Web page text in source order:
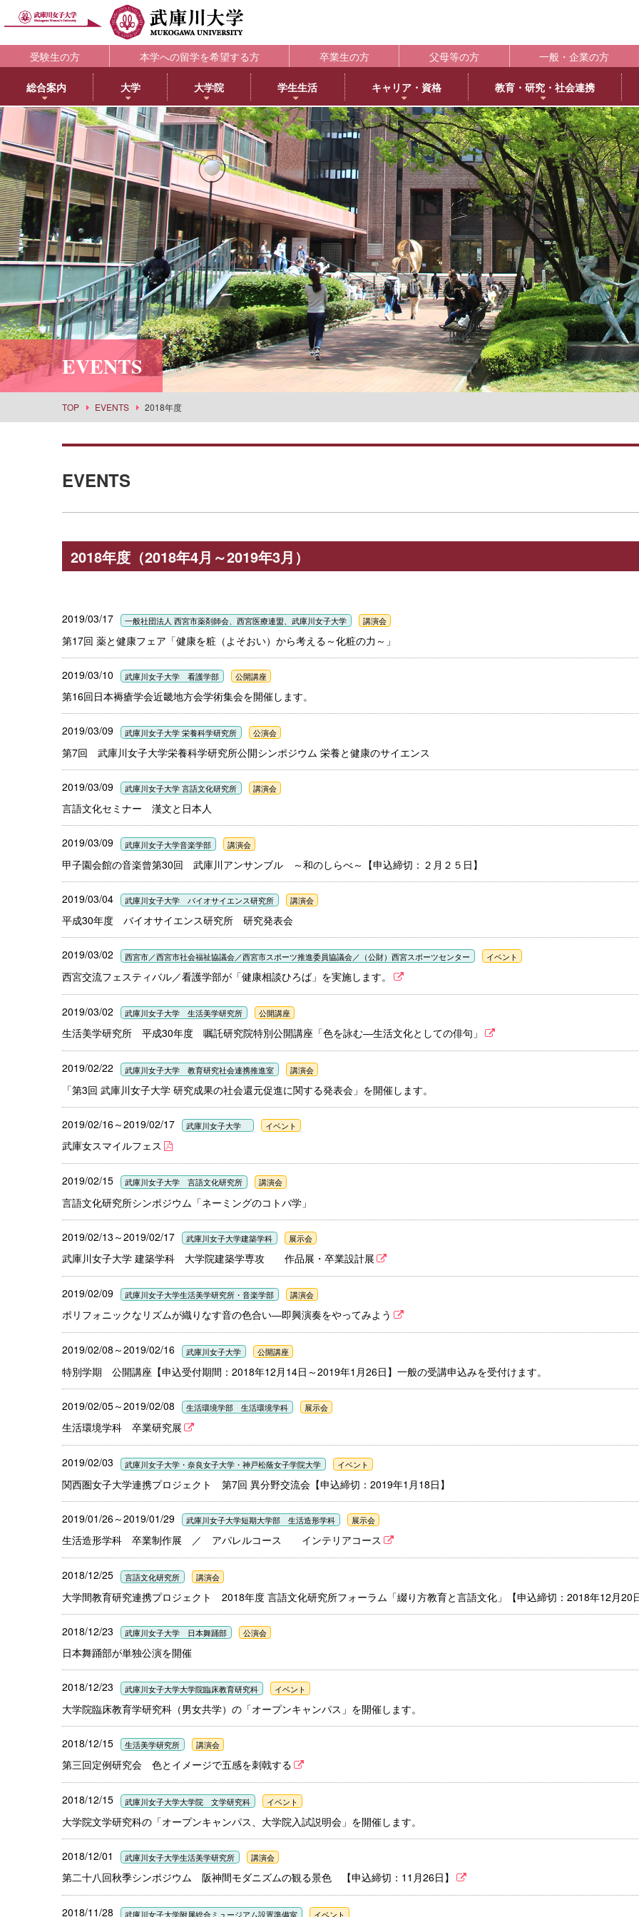
受験生の方 本学への留学を希望する方 卒業生の方 父母等の方 一般・企業の方
総合案内
理念・歴史
教育理念
学院長メッセージ
学長メッセージ
3つのポリシーとアセスメントポリシー
学びの特徴
武庫川女子大学のあゆみ
キャンパス
交通アクセス
キャンパス紹介
内部質保証体制
大学評価
認証評価
自己点検・評価
大学
IR（
学校
武庫
高等
大学
大学
日本語日本文学科
歴史文化学科
英語グローバル学科
教育学科
心理学科
社会福祉学科
健康・スポーツ科学科
スポーツマネジメント学科
生活環境学科
社会情報学科
食物栄養学科
建築学科
景観建築学科
演奏学科
薬学科
健康生命薬科学科
看護学科
共通教育
共通教育部
履修・成績
シラバス
履修便覧
成績評価
教員情報検索
教員一覧
名誉教授一覧
大学院
大学院・専攻科
大学院NEWS・EVENTS
日本語日本文学専攻
英
教育学専攻
臨床心理学専攻
臨
健康・スポーツ科学専攻
生活環境学専攻
食
食創造科学専攻
建築学専攻
景
薬学専攻
薬科学専攻
看
音楽専攻科
学生生活
学生支援部署
教務部
学生部
国際センター
学校教育センター
キャリアセンター
総合情報システム部（ICTヘルプデスク）
健康サポートセンター
学生相談センター
学生サポート室（障がい学生支援）
スポーツセンター
丹嶺学苑研修センター
男女共同参画推進課
事業部
武庫女エンタープライズ
学生支援の概要
褒賞制度
修学支援新制度
奨学金制度
学寮
下宿・ワンルームマンション（武庫女エンタープライズ）
オフィスアワー
アルバイト
キャリア・資格
キャリア支援
キャリアセンター
薬学部学生の就職支援
内定先輩アドバイザーの声
資格取得
取得可能な資格
エクステンション講座
教員採用試験対策
編
大
教育・研究・社会連携
研究所
教育総合研究所
健康科学総合研究所
女性活躍総合研究所
教育・研究サポート
研究ポータル
動物実験委員会
女性研究リーダー育成推進センター
武庫川女子大学 サイエンス・コモンズ
センター
スポーツセンター
社会連携
社会連携推進センター
発達・臨床心理センター
子育てひろば
ブラウン・ライス・ウィーク
教育連携
MUKOJO ミライ☆ラボ
大学間教育研究連携
アメリカ分校で学ぶ
アメリカ分校（English）
留学プログラム
日本文化センター
アメリカ分校キャンパスマップ
CEA認定状について
BLOG
教育学科アメリカ分校留学
薬学部アメリカ分校留学日記
附属図書館
利用案内
蔵書検索
マイライブラリ
データベース一覧
武庫川女子大学リポジトリ
LibrariE
学習・研究支援
附属総合ミュージアム
利用案内
所蔵品検索
施設紹介
中央キャンパス
浜甲子園キャンパス
上甲子園キャンパス・甲子園会館
西宮北口キャンパス
武庫女ステーションキャンパス
北摂キャンパス・丹嶺学苑研修センター
アメリカ分校
EVENTS
TOP EVENTS 2018年度
EVENTS
2018年度（2018年4月～2019年3月）
2019/03/17 一般社団法人 西宮市薬剤師会、西宮医療連盟、武庫川女子大学 講演会
第17回 薬と健康フェア「健康を粧（よそおい）から考える～化粧の力～」
2019/03/10 武庫川女子大学 看護学部 公開講座
第16回日本褥瘡学会近畿地方会学術集会を開催します。
2019/03/09 武庫川女子大学 栄養科学研究所 公演会
第7回 武庫川女子大学栄養科学研究所公開シンポジウム 栄養と健康のサイエンス
2019/03/09 武庫川女子大学 言語文化研究所 講演会
言語文化セミナー 漢文と日本人
2019/03/09 武庫川女子大学音楽学部 講演会
甲子園会館の音楽曾第30回 武庫川アンサンブル ～和のしらべ～【申込締切：２月２５日】
2019/03/04 武庫川女子大学 バイオサイエンス研究所 講演会
平成30年度 バイオサイエンス研究所 研究発表会
2019/03/02 西宮市／西宮市社会福祉協議会／西宮市スポーツ推進委員協議会／（公財）西宮スポーツセンター イベント
西宮交流フェスティバル／看護学部が「健康相談ひろば」を実施します。
2019/03/02 武庫川女子大学 生活美学研究所 公開講座
生活美学研究所 平成30年度 嘱託研究院特別公開講座「色を詠む―生活文化としての俳句」
2019/02/22 武庫川女子大学 教育研究社会連携推進室 講演会
「第3回 武庫川女子大学 研究成果の社会還元促進に関する発表会」を開催します。
2019/02/16～2019/02/17 武庫川女子大学 イベント
武庫女スマイルフェス
2019/02/15 武庫川女子大学 言語文化研究所 講演会
言語文化研究所シンポジウム「ネーミングのコトバ学」
2019/02/13～2019/02/17 武庫川女子大学建築学科 展示会
武庫川女子大学 建築学科 大学院建築学専攻 作品展・卒業設計展
2019/02/09 武庫川女子大学生活美学研究所・音楽学部 講演会
ポリフォニックなリズムが織りなす音の色合い―即興演奏をやってみよう
2019/02/08～2019/02/16 武庫川女子大学 公開講座
特別学期 公開講座【申込受付期間：2018年12月14日～2019年1月26日】一般の受講申込みを受付けます。
2019/02/05～2019/02/08 生活環境学部 生活環境学科 展示会
生活環境学科 卒業研究展
2019/02/03 武庫川女子大学・奈良女子大学・神戸松蔭女子学院大学 イベント
関西圏女子大学連携プロジェクト 第7回 異分野交流会【申込締切：2019年1月18日】
2019/01/26～2019/01/29 武庫川女子大学短期大学部 生活造形学科 展示会
生活造形学科 卒業制作展 ／ アパレルコース インテリアコース
2018/12/25 言語文化研究所 講演会
大学間教育研究連携プロジェクト 2018年度 言語文化研究所フォーラム「綴り方教育と言語文化」【申込締切：2018年12月20
2018/12/23 武庫川女子大学 日本舞踊部 公演会
日本舞踊部が単独公演を開催
2018/12/23 武庫川女子大学大学院臨床教育研究科 イベント
大学院臨床教育学研究科（男女共学）の「オープンキャンパス」を開催します。
2018/12/15 生活美学研究所 講演会
第三回定例研究会 色とイメージで五感を刺戟する
2018/12/15 武庫川女子大学大学院 文学研究科 イベント
大学院文学研究科の「オープンキャンパス、大学院入試説明会」を開催します。
2018/12/01 武庫川女子大学生活美学研究所 講演会
第二十八回秋季シンポジウム 阪神間モダニズムの観る景色 【申込締切：11月26日】
2018/11/28 武庫川女子大学附属総合ミュージアム設置準備室 イベント